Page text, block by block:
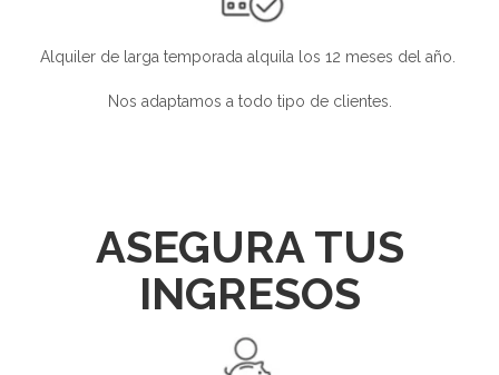
Alquiler de larga temporada alquila los 12 meses del año.
Nos adaptamos a todo tipo de clientes.
ASEGURA TUS
INGRESOS